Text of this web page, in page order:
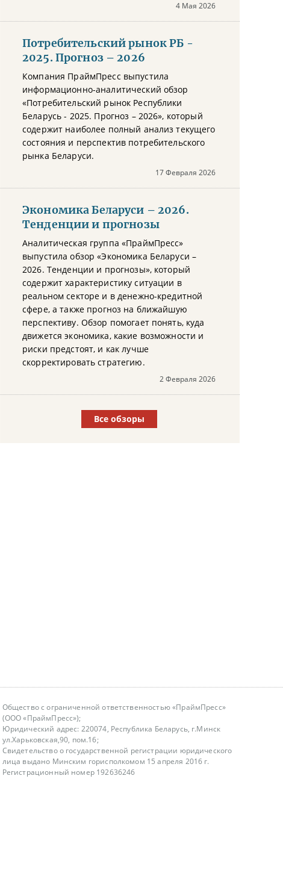
4 Мая 2026
Потребительский рынок РБ -
2025. Прогноз – 2026
Компания ПраймПресс выпустила
информационно-аналитический обзор
«Потребительский рынок Республики
Беларусь - 2025. Прогноз – 2026», который
содержит наиболее полный анализ текущего
состояния и перспектив потребительского
рынка Беларуси.
17 Февраля 2026
Экономика Беларуси – 2026.
Тенденции и прогнозы
Аналитическая группа «ПраймПресс»
выпустила обзор «Экономика Беларуси –
2026. Тенденции и прогнозы», который
содержит характеристику ситуации в
реальном секторе и в денежно-кредитной
сфере, а также прогноз на ближайшую
перспективу. Обзор помогает понять, куда
движется экономика, какие возможности и
риски предстоят, и как лучше
скорректировать стратегию.
2 Февраля 2026
Все обзоры
Общество с ограниченной ответственностью «ПраймПресс»
(ООО «ПраймПресс»);
Юридический адрес: 220074, Республика Беларусь, г.Минск
ул.Харьковская,90, пом.16;
Свидетельство о государственной регистрации юридического
лица выдано Минским горисполкомом 15 апреля 2016 г.
Регистрационный номер 192636246